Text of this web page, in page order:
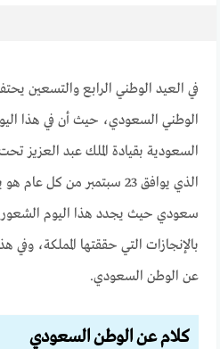
في العيد الوطني الرابع والتسعين
الوطني السعودي، حيث أن في هذا
السعودية بقيادة الملك عبد العزيز
الذي يوافق 23 سبتمبر من
سعودي حيث يجدد هذا اليوم الشعور
بالإنجازات التي حققتها المملكة،
عن الوطن السعودي.
كلام عن الوطن السعودي